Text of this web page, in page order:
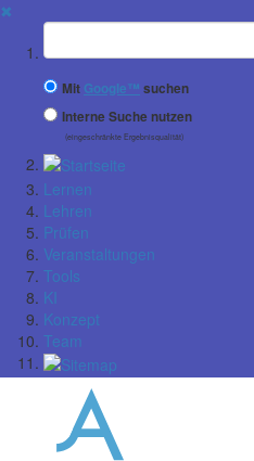
✖
Suchbegriff
Mit Google™ suchen
Interne Suche nutzen
(eingeschränkte Ergebnisqualität)
Lernen
Lehren
Prüfen
Veranstaltungen
Tools
KI
Konzept
Team